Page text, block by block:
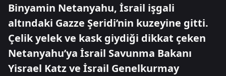
Binyamin Netanyahu, İsrail işgali
altındaki Gazze Şeridi’nin kuzeyine gitti.
Çelik yelek ve kask giydiği dikkat çeken
Netanyahu’ya İsrail Savunma Bakanı
Yisrael Katz ve İsrail Genelkurmay